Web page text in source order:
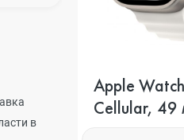
в
Apple
Cellular, 49